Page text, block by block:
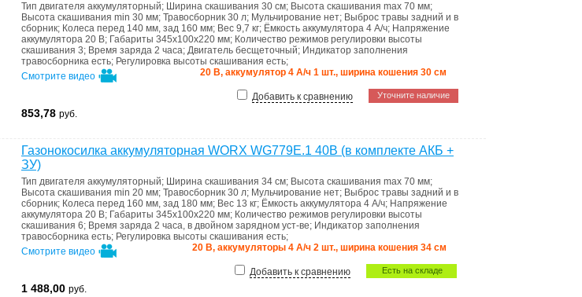
Тип двигателя аккумуляторный; Ширина скашивания 30 см; Высота скашивания max 70 мм;
Высота скашивания min 30 мм; Травосборник 30 л; Мульчирование нет; Выброс травы задний и в
сборник; Колеса перед 140 мм, зад 160 мм; Вес 9,7 кг; Ёмкость аккумулятора 4 А/ч; Напряжение
аккумулятора 20 В; Габариты 345x100x220 мм; Количество режимов регулировки высоты
скашивания 3; Время заряда 2 часа; Двигатель бесщеточный; Индикатоp запoлнения
травoсборника есть; Регулировка высоты скашивания есть;
20 В, аккумулятор 4 А/ч 1 шт., ширина кошения 30 см
Смотрите видео
Уточните наличие
Добавить к сравнению
853,78 руб.
Газонокосилка аккумуляторная WORX WG779E.1 40В (в комплекте АКБ +
ЗУ)
Тип двигателя аккумуляторный; Ширина скашивания 34 см; Высота скашивания max 70 мм;
Высота скашивания min 20 мм; Травосборник 30 л; Мульчирование нет; Выброс травы задний и в
сборник; Колеса перед 160 мм, зад 180 мм; Вес 13 кг; Ёмкость аккумулятора 4 А/ч; Напряжение
аккумулятора 20 В; Габариты 345x100x220 мм; Количество режимов регулировки высоты
скашивания 6; Время заряда 2 часа, в двойном зарядном уст-ве; Индикатоp запoлнения
травoсборника есть; Регулировка высоты скашивания есть;
20 В, аккумуляторы 4 А/ч 2 шт., ширина кошения 34 см
Смотрите видео
Есть на складе
Добавить к сравнению
1 488,00 руб.